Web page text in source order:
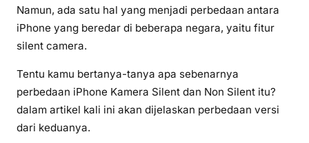
Namun, ada satu hal yang menjadi perbedaan antara
iPhone yang beredar di beberapa negara, yaitu fitur
silent camera.
Tentu kamu bertanya-tanya apa sebenarnya
perbedaan iPhone Kamera Silent dan Non Silent itu?
dalam artikel kali ini akan dijelaskan perbedaan versi
dari keduanya.